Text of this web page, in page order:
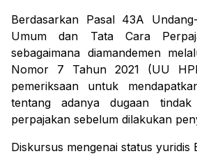
Berdasarkan Pasal 43A
Umum dan Tata Cara
sebagaimana diamandemen
Nomor 7 Tahun 2021 (UU
pemeriksaan untuk
tentang adanya dugaan
perpajakan sebelum dilakukan
Diskursus mengenai status yuridis